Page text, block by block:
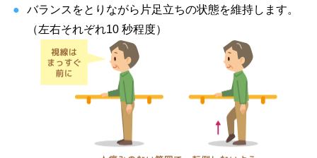
バランスをとりながら片足立ちの状態を維持します。
（左右それぞれ10 秒程度）